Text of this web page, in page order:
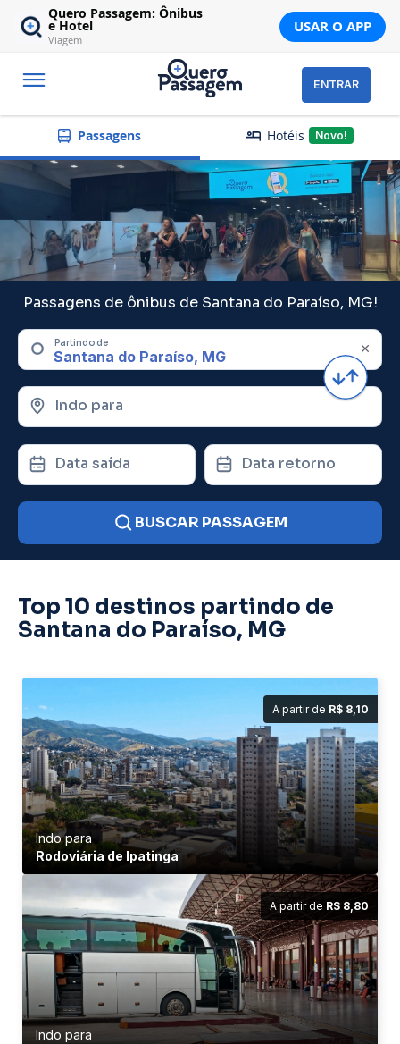
Quero Passagem: Ônibus
e Hotel
Viagem
USAR O APP
ENTRAR
Passagens Hotéis Novo!
Passagens de ônibus de Santana do Paraíso, MG!
Partindo de
Indo para
Data saída Data retorno
BUSCAR PASSAGEM
Top 10 destinos partindo de
Santana do Paraíso, MG
A partir de R$ 8,10
Indo para
Rodoviária de Ipatinga
A partir de R$ 8,80
Indo para